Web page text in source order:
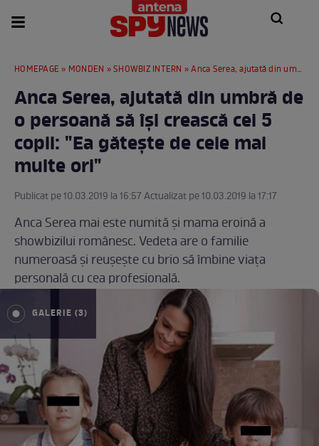
HOMEPAGE » MONDEN »SHOWBIZ INTERN » Anca Serea, ajutată din umbră de o persoană să își crească cei 5 copii: "Ea gătește de cele mai multe ori"
Anca Serea, ajutată din umbră de
o persoană să își crească cei 5
copii: "Ea gătește de cele mai
multe ori"
Publicat pe 10.03.2019 la 16:57 Actualizat pe 10.03.2019 la 17:17
Anca Serea mai este numită și mama eroină a
showbizilui românesc. Vedeta are o familie
numeroasă și reușește cu brio să îmbine viața
personală cu cea profesională.
GALERIE (3)